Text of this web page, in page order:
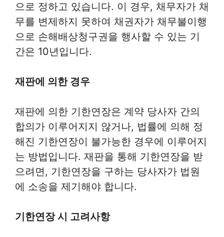
으로 정하고 있습니다. 이 경우, 채무자가 채
무를 변제하지 못하여 채권자가 채무불이행
으로 손해배상청구권을 행사할 수 있는 기
간은 10년입니다.
재판에 의한 경우
재판에 의한 기한연장은 계약 당사자 간의
합의가 이루어지지 않거나, 법률에 의해 정
해진 기한연장이 불가능한 경우에 이루어지
는 방법입니다. 재판을 통해 기한연장을 받
으려면, 기한연장을 구하는 당사자가 법원
에 소송을 제기해야 합니다.
기한연장 시 고려사항